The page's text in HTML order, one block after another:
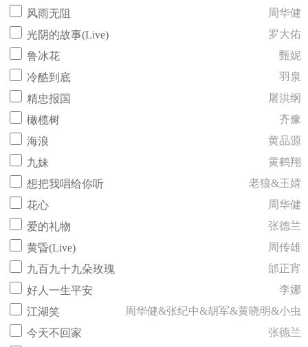
风雨无阻
周华健
光阴的故事(Live)
罗大佑
鲁冰花
甄妮
冷酷到底
羽泉
精忠报国
屠洪纲
橄榄树
齐豫
海浪
黄品源
九妹
黄鹤翔
想把我唱给你听
老狼&王婧
花心
周华健
爱的礼物
张德兰
黄昏(Live)
周传雄
九百九十九朵玫瑰
邰正宵
好人一生平安
李娜
江湖笑
周华健&张纪中&胡军&黄晓明&小虫
今天不回家
张德兰